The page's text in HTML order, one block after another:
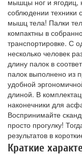
мышцы ног и ягодиц,
соблюдении техники
мышц тела! Палки
компактны в
транспортировке. С
несколько человек
длину палок в
палок выполнено из
удобной
длиной. В
наконечники для
Воспринимайте
просто прогулку!
результатов в
Краткие